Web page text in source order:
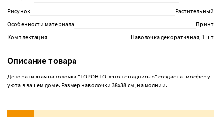
Рисунок
Растительный
Особенности материала
Принт
Комплектация
Наволочка декоративная, 1 шт
Описание товара
Декоративная наволочка "ТОРОНТО венок с надписью" создаст атмосферу
уюта в вашем доме. Размер наволочки 38х38 см, на молнии.